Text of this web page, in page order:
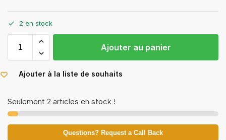
2 en stock
Ajouter au panier
Ajouter à la liste de souhaits
Seulement 2 articles en stock !
Questions? Request a Call Back